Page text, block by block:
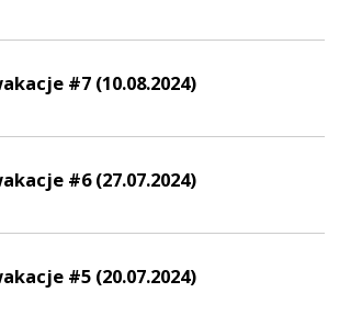
#7 (10.08.2024)
#6 (27.07.2024)
#5 (20.07.2024)